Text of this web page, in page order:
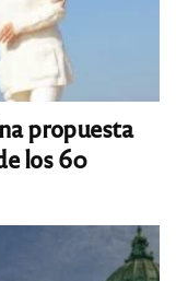
propuesta
los 60